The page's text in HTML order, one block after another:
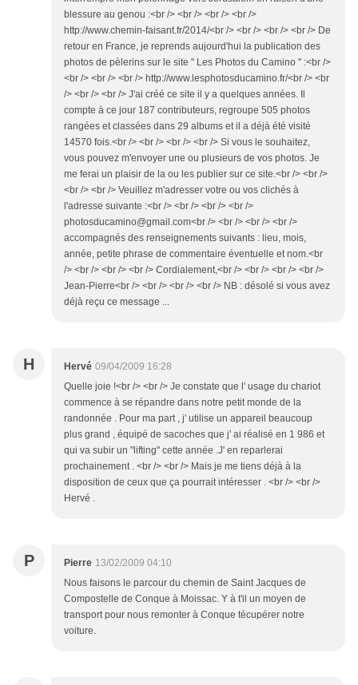
blessure au genou :<br /> <br /> <br /> <br />
http://www.chemin-faisant.fr/2014/<br /> <br /> <br /> <br /> De
retour en France, je reprends aujourd'hui la publication des
photos de pèlerins sur le site " Les Photos du Camino " :<br />
<br /> <br /> <br /> http://www.lesphotosducamino.fr/<br /> <br
/> <br /> <br /> J'ai créé ce site il y a quelques années. Il
compte à ce jour 187 contributeurs, regroupe 505 photos
rangées et classées dans 29 albums et il a déjà été visité
14570 fois.<br /> <br /> <br /> <br /> Si vous le souhaitez,
vous pouvez m'envoyer une ou plusieurs de vos photos. Je
me ferai un plaisir de la ou les publier sur ce site.<br /> <br />
<br /> <br /> Veuillez m'adresser votre ou vos clichés à
l'adresse suivante :<br /> <br /> <br /> <br />
photosducamino@gmail.com<br /> <br /> <br /> <br />
accompagnés des renseignements suivants : lieu, mois,
année, petite phrase de commentaire éventuelle et nom.<br
/> <br /> <br /> <br /> Cordialement,<br /> <br /> <br /> <br />
Jean-Pierre<br /> <br /> <br /> <br /> NB : désolé si vous avez
déjà reçu ce message ...
H Hervé 09/04/2009 16:28
Quelle joie !<br /> <br /> Je constate que l' usage du chariot
commence à se répandre dans notre petit monde de la
randonnée . Pour ma part , j' utilise un appareil beaucoup
plus grand , équipé de sacoches que j' ai réalisé en 1 986 et
qui va subir un "lifting" cette année .J' en reparlerai
prochainement . <br /> <br /> Mais je me tiens déjà à la
disposition de ceux que ça pourrait intéresser . <br /> <br />
Hervé .
P Pierre 13/02/2009 04:10
Nous faisons le parcour du chemin de Saint Jacques de
Compostelle de Conque à Moissac. Y à t'il un moyen de
transport pour nous remonter à Conque técupérer notre
voiture.